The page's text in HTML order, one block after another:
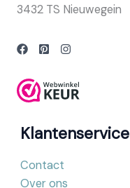
3432 TS Nieuwegein
Klantenservice
Contact
Over ons